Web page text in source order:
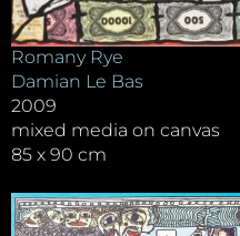
Romany Rye
Damian Le Bas
2009
mixed media on canvas
85 x 90 cm